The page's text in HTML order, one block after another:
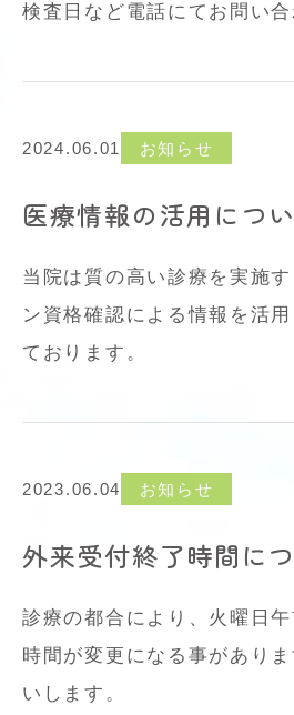
検査日など電話にてお問い合
2024.06.01 お知らせ
医療情報の活用につ
当院は質の高い診療を実施
ン資格確認による情報を活
ております。
2023.06.04 お知らせ
外来受付終了時間に
診療の都合により、火曜日
時間が変更になる事があり
いします。